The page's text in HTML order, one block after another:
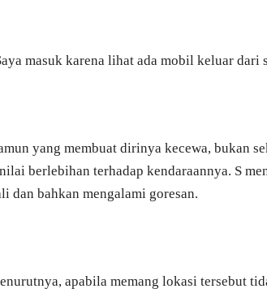
masuk karena lihat ada mobil keluar
yang membuat dirinya kecewa, bukan
berlebihan terhadap kendaraannya. S
dan bahkan mengalami goresan.
apabila memang lokasi tersebut